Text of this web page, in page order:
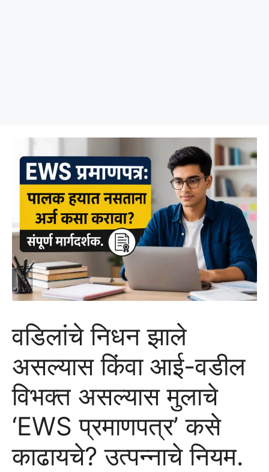
वडिलांचे निधन झाले
असल्यास किंवा आई-वडील
विभक्त असल्यास मुलाचे
‘EWS प्रमाणपत्र’ कसे
काढायचे? उत्पन्नाचे नियम.